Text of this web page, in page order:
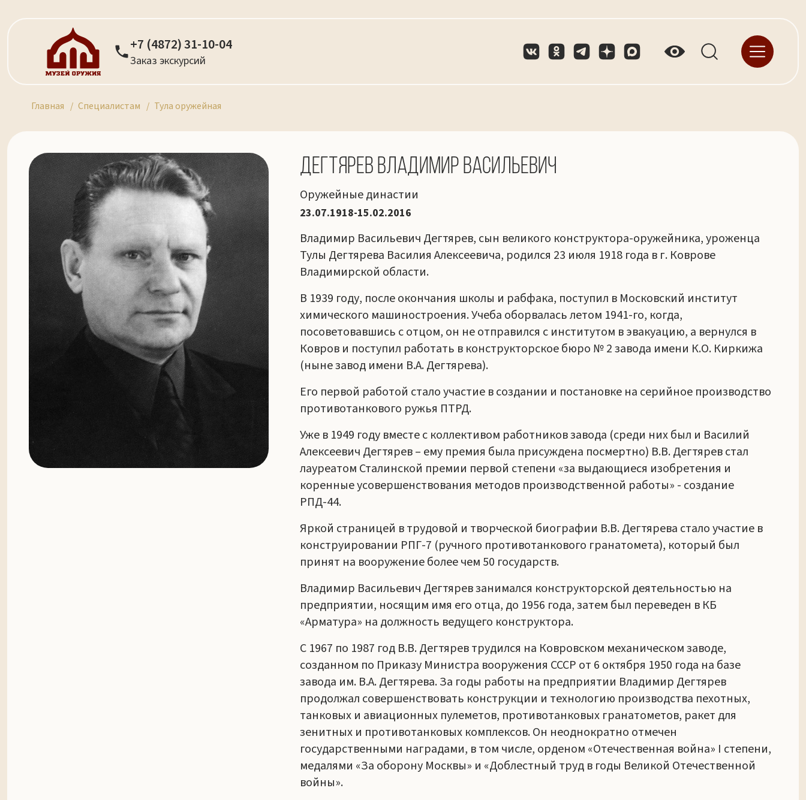
+7 (4872) 31-10-04
Заказ экскурсий
Главная Специалистам Тула оружейная
Дегтярев Владимир Васильевич
Оружейные династии
23.07.1918-15.02.2016
Владимир Васильевич Дегтярев, сын великого конструктора-оружейника, уроженца
Тулы Дегтярева Василия Алексеевича, родился 23 июля 1918 года в г. Коврове
Владимирской области.
В 1939 году, после окончания школы и рабфака, поступил в Московский институт
химического машиностроения. Учеба оборвалась летом 1941-го, когда,
посоветовавшись с отцом, он не отправился с институтом в эвакуацию, а вернулся в
Ковров и поступил работать в конструкторское бюро № 2 завода имени К.О. Киркижа
(ныне завод имени В.А. Дегтярева).
Его первой работой стало участие в создании и постановке на серийное производство
противотанкового ружья ПТРД.
Уже в 1949 году вместе с коллективом работников завода (среди них был и Василий
Алексеевич Дегтярев – ему премия была присуждена посмертно) В.В. Дегтярев стал
лауреатом Сталинской премии первой степени «за выдающиеся изобретения и
коренные усовершенствования методов производственной работы» - создание
РПД-44.
Яркой страницей в трудовой и творческой биографии В.В. Дегтярева стало участие в
конструировании РПГ-7 (ручного противотанкового гранатомета), который был
принят на вооружение более чем 50 государств.
Владимир Васильевич Дегтярев занимался конструкторской деятельностью на
предприятии, носящим имя его отца, до 1956 года, затем был переведен в КБ
«Арматура» на должность ведущего конструктора.
С 1967 по 1987 год В.В. Дегтярев трудился на Ковровском механическом заводе,
созданном по Приказу Министра вооружения СССР от 6 октября 1950 года на базе
завода им. В.А. Дегтярева. За годы работы на предприятии Владимир Дегтярев
продолжал совершенствовать конструкции и технологию производства пехотных,
танковых и авиационных пулеметов, противотанковых гранатометов, ракет для
зенитных и противотанковых комплексов. Он неоднократно отмечен
государственными наградами, в том числе, орденом «Отечественная война» I степени,
медалями «За оборону Москвы» и «Доблестный труд в годы Великой Отечественной
войны».